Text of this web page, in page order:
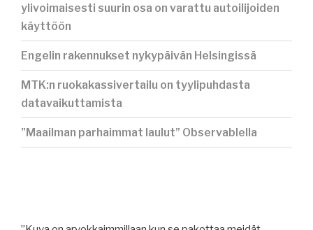
ylivoimaisesti suurin osa on varattu autoilijoiden
käyttöön
Engelin rakennukset nykypäivän Helsingissä
MTK:n ruokakassivertailu on tyylipuhdasta
datavaikuttamista
”Maailman parhaimmat laulut” Observablella